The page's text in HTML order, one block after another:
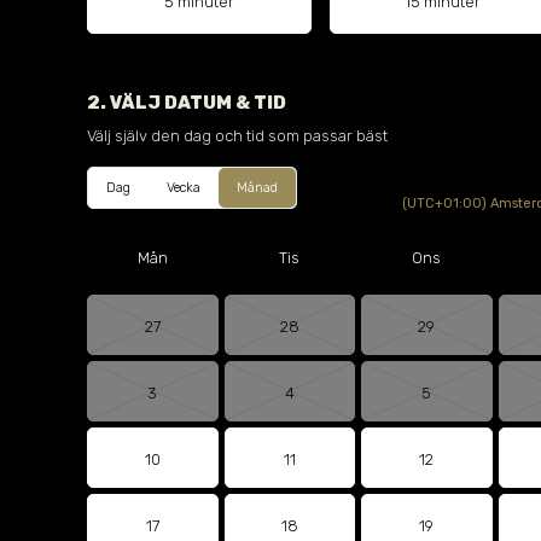
2. VÄLJ DATUM & TID
Välj själv den dag och tid som passar bäst
Dag Vecka Månad
(UTC+01:00)
Mån Tis Ons
27 28 29
3 4 5
10 11 12
17 18 19